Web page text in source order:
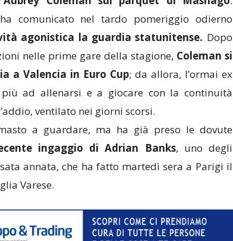
comunicato nel tardo pomeriggio odierno
agonistica la guardia statunitense. Dopo
nelle prime gare della stagione, Coleman si
a Valencia in Euro Cup; da allora, l’ormai ex
ad allenarsi e a giocare con la continuità
ventilato nei giorni scorsi.
a guardare, ma ha già preso le dovute
ingaggio di Adrian Banks, uno degli
annata, che ha fatto martedì sera a Parigi il
Varese.